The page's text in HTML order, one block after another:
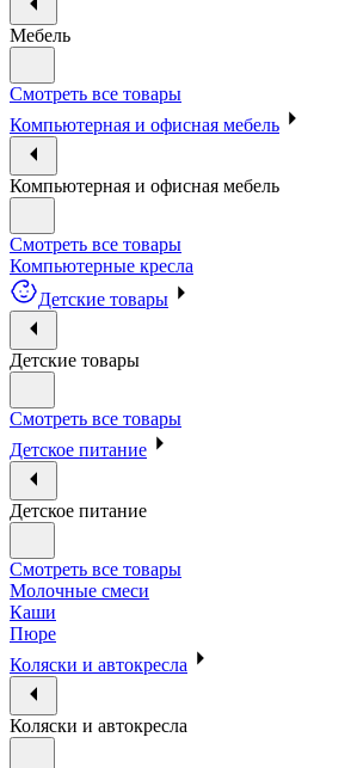
Мебель
Смотреть все товары
Компьютерная и офисная мебель
Компьютерная и офисная мебель
Смотреть все товары
Компьютерные кресла
Детские товары
Детские товары
Смотреть все товары
Детское питание
Детское питание
Смотреть все товары
Молочные смеси
Каши
Пюре
Коляски и автокресла
Коляски и автокресла